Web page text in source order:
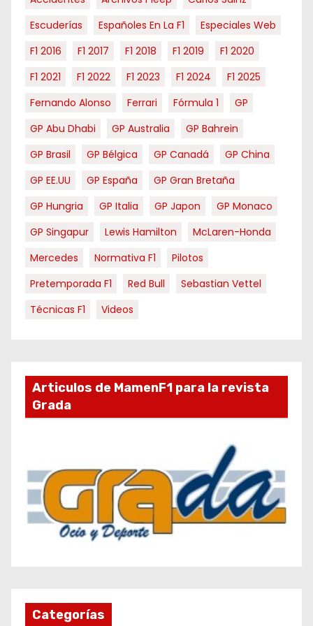
Escuderías
Españoles En La F1
Especiales Web
F1 2016
F1 2017 F1 2018 F1 2019
F1 2020
F1 2021
F1 2022 F1 2023 F1 2024
F1 2025
Fernando Alonso
Ferrari Fórmula 1
GP
GP Abu Dhabi
GP Australia
GP Bahrein
GP Brasil
GP Bélgica GP Canadá
GP China
GP EE.UU
GP España
GP Gran Bretaña
GP Hungria
GP Italia GP Japon
GP Monaco
GP Singapur
Lewis Hamilton
McLaren-Honda
Mercedes
Normativa F1
Pilotos
Pretemporada F1
Red Bull
Sebastian Vettel
Técnicas F1
Videos
Articulos de MamenF1 para la revista
Grada
Categorías